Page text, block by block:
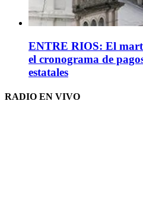
ENTRE RIOS: El
el cronograma de
estatales
RADIO EN VIVO